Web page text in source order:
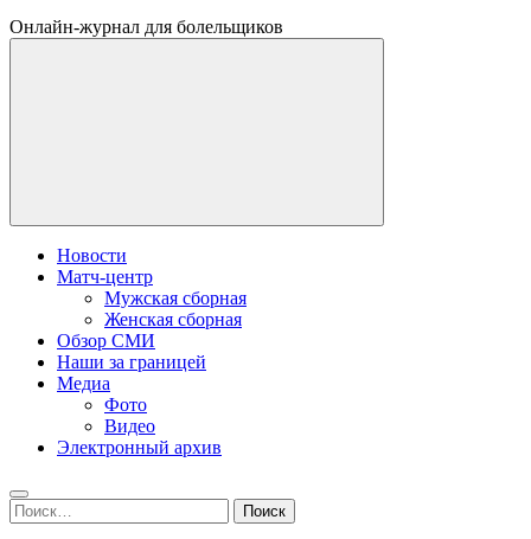
Онлайн-журнал для болельщиков
Новости
Матч-центр
Мужская сборная
Женская сборная
Обзор СМИ
Наши за границей
Медиа
Фото
Видео
Электронный архив
Найти: